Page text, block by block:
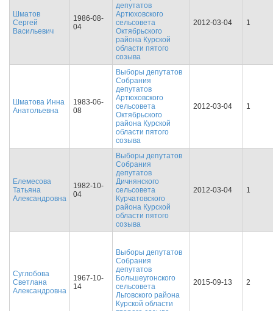
Шматов
Сергей
Васильевич
1986-08-
04
депутатов
Артюховского
сельсовета
Октябрьского
района Курской
области пятого
созыва
2012-03-04 1
Шматова Инна
Анатольевна
1983-06-
08
Выборы депутатов
Собрания
депутатов
Артюховского
сельсовета
Октябрьского
района Курской
области пятого
созыва
2012-03-04 1
Елемесова
Татьяна
Александровна
1982-10-
04
Выборы депутатов
Собрания
депутатов
Дичнянского
сельсовета
Курчатовского
района Курской
области пятого
созыва
2012-03-04 1
Суглобова
Светлана
Александровна
1967-10-
14
Выборы депутатов
Собрания
депутатов
Большеугонского
сельсовета
Льговского района
Курской области
2015-09-13 2